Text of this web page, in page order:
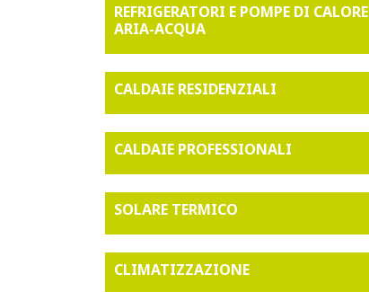
REFRIGERATORI E POMPE DI CALORE
ARIA-ACQUA
CALDAIE RESIDENZIALI
CALDAIE PROFESSIONALI
SOLARE TERMICO
CLIMATIZZAZIONE